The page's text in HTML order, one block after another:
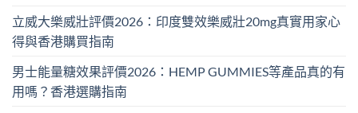
立威大樂威壯評價2026：印度雙效樂威壯20mg真實用家心
得與香港購買指南
男士能量糖效果評價2026：HEMP GUMMIES等產品真的有
用嗎？香港選購指南